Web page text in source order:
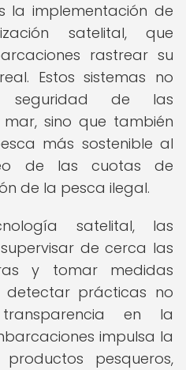
la implementación de
satelital, que
rastrear su
Estos sistemas no
de las
sino que también
más sostenible al
de las cuotas de
de la pesca ilegal.
satelital, las
de cerca las
y tomar medidas
prácticas no
en la
impulsa la
pesqueros,